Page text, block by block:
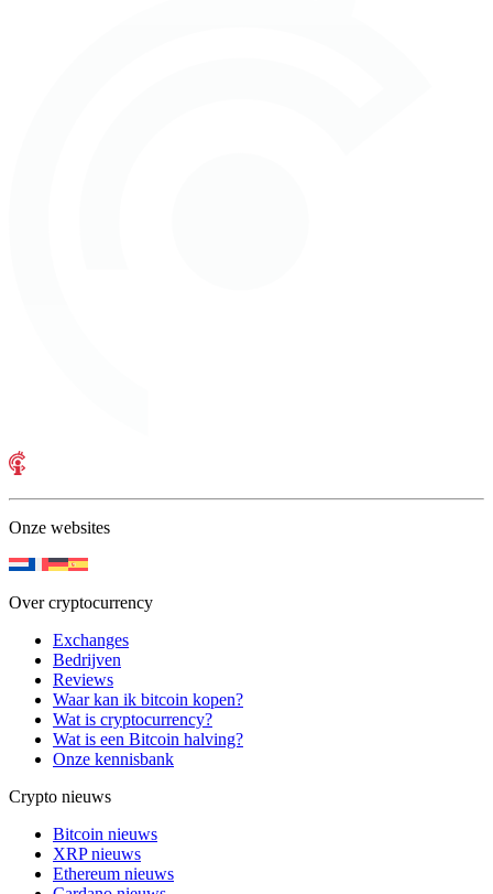
Onze websites
Over cryptocurrency
Exchanges
Bedrijven
Reviews
Waar kan ik bitcoin kopen?
Wat is cryptocurrency?
Wat is een Bitcoin halving?
Onze kennisbank
Crypto nieuws
Bitcoin nieuws
XRP nieuws
Ethereum nieuws